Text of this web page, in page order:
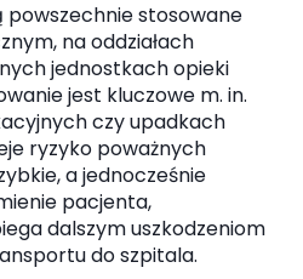
stosowane
na oddziałach
jednostkach opieki
jest kluczowe m. in.
czy upadkach
ryzyko poważnych
a jednocześnie
pacjenta,
dalszym uszkodzeniom
do szpitala.